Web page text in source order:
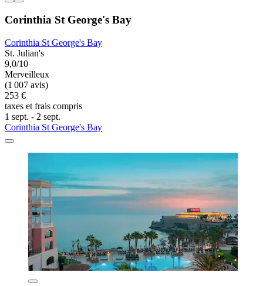
Corinthia St George's Bay
Corinthia St George's Bay
St. Julian's
9,0/10
Merveilleux
(1 007 avis)
253 €
taxes et frais compris
1 sept. - 2 sept.
Corinthia St George's Bay